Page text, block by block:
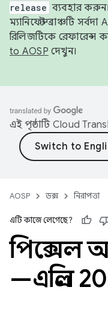
release ব্যবহার করুন।
ম্যানিফেস্ট ব্রাঞ্চটি
রিলিজটিকে
to AOSP দেখুন।
এই পৃষ্ঠাটি Cloud
AOSP ডক্স নিরাপত্তা
এটি কাজে লেগেছে?
পিক্সেল
—এপ্রিল